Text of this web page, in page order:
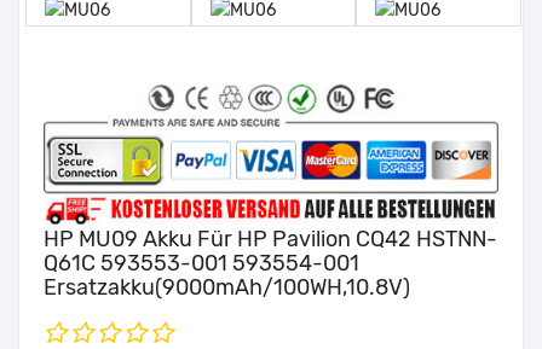
HP MU09 Akku Für HP Pavilion CQ42 HSTNN-
Q61C 593553-001 593554-001
Ersatzakku(9000mAh/100WH,10.8V)